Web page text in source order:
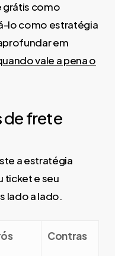
grátis como
lo como estratégia
em
vale a pena o
de frete
a estratégia
ticket e seu
lado a lado.
Contras